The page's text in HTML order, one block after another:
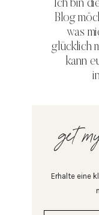
Ich bin
Blog
was
glücklich
kann
get
Erhalte eine